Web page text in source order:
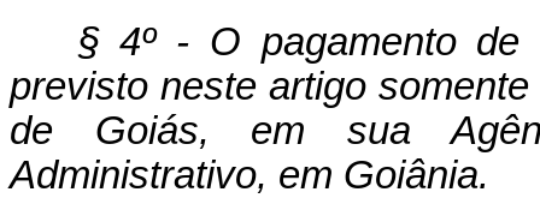
§ 4º - O pagamento de
previsto neste artigo
de Goiás, em sua
Administrativo, em Goiânia.